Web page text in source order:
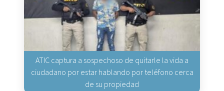
ATIC captura a sospechoso de quitarle la vida a
ciudadano por estar hablando por teléfono cerca
de su propiedad